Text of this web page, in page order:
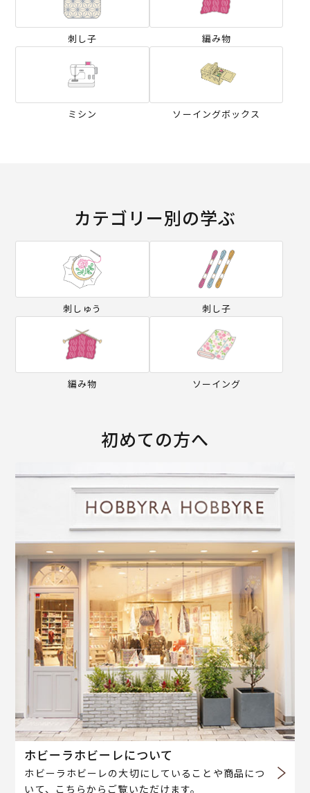
刺し子 編み物
ミシン ソーイングボックス
カテゴリー別の学ぶ
刺しゅう 刺し子
編み物 ソーイング
初めての方へ
ホビーラホビーレについて
ホビーラホビーレの大切にしていることや商品につ
いて、こちらからご覧いただけます。